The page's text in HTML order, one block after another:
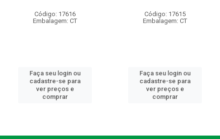
Código: 17616
Embalagem: CT
Faça seu login ou
cadastre-se para
ver preços e
comprar
Código: 17615
Embalagem: CT
Faça seu login ou
cadastre-se para
ver preços e
comprar